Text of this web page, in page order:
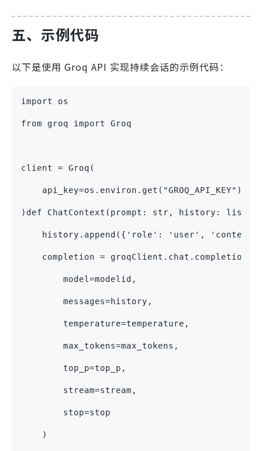
五、示例代码
以下是使用 Groq API 实现持续会话的示例代码：
import os
from groq import Groq
client = Groq(
    api_key=os.environ.get("GROQ_API_KEY"),
)def ChatContext(prompt: str, history: list,
history.append({'role': 'user',
completion =
        model=modelid,
        messages=history,
        temperature=temperature,
        max_tokens=max_tokens,
        top_p=top_p,
        stream=stream,
        stop=stop
    )